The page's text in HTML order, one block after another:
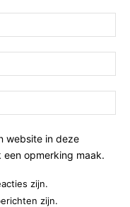
website in deze
opmerking maak.
zijn.
zijn.